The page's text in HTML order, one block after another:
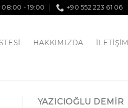
08:00 - 19:00 +90 552 223 61 06
HAKKIMIZDA
İLETIŞIM
YAZICIOĞLU DEMİR